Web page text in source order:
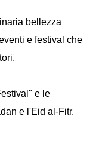
bellezza
e festival che
e le
e l'Eid al-Fitr.